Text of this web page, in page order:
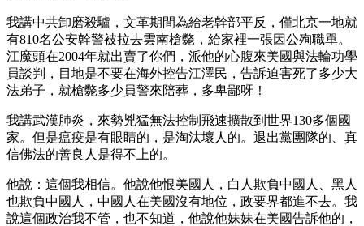
我講中共卸磨殺驢，文革期間為給老幹部平反，僅北京一地就
有810名公安幹警被拉去雲南槍斃，給家裡一張因公殉職單。
江魔頭在2004年就出賣了你們，派他的心腹來美國與法輪功學
員談判，目地是不要在海外控告江澤民，告訴迫害死了多少大
法弟子，就槍斃多少員警來陪葬，多卑鄙呀！
我講武漢肺炎，來勢兇猛無法控制飛速擴散到世界130多個國
家。但是瘟疫是有眼睛的，是淘汰壞人的。退出黨團隊的、真
信佛法的善良人是得不上的。
他說：這個我相信。他說他恨美國人，白人欺負中國人、黑人
也欺負中國人，中國人在美國沒有地位，政要界都進不去。我
說這個政治我不管，也不知道，他說他妹妹在美國告訴他的，